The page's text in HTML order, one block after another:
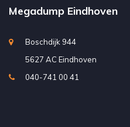
Megadump Eindhoven
Boschdijk 944
5627 AC Eindhoven
040-741 00 41